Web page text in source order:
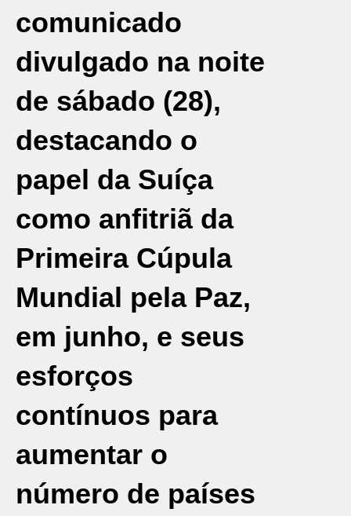
comunicado
divulgado na noite
de sábado (28),
destacando o
papel da Suíça
como anfitriã da
Primeira Cúpula
Mundial pela Paz,
em junho, e seus
esforços
contínuos para
aumentar o
número de países